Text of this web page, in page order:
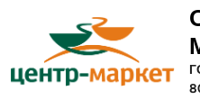
содержимому